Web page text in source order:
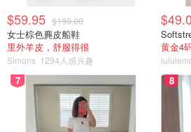
应对儿童新冠家中常
症状
$59.95 $190.00
女士棕色麂皮船鞋
里外羊皮，舒服得很
Simons 1294人感兴趣
黄金4
7 8